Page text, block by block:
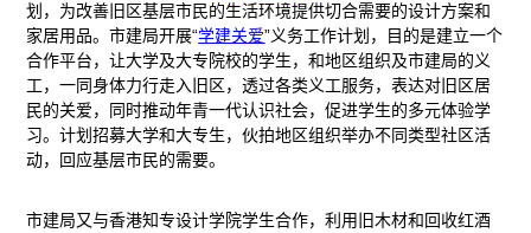
划，为改善旧区基层市民的生活环境提供切合需要的设计方案和
家居用品。市建局开展“学建关爱”义务工作计划，目的是建立一个
合作平台，让大学及大专院校的学生，和地区组织及市建局的义
工，一同身体力行走入旧区，透过各类义工服务，表达对旧区居
民的关爱，同时推动年青一代认识社会，促进学生的多元体验学
习。计划招募大学和大专生，伙拍地区组织举办不同类型社区活
动，回应基层市民的需要。
市建局又与香港知专设计学院学生合作，利用旧木材和回收红酒